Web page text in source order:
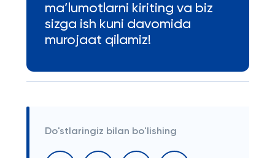
ma’lumotlarni kiriting va biz
sizga ish kuni davomida
murojaat qilamiz!
Do'stlaringiz bilan bo'lishing